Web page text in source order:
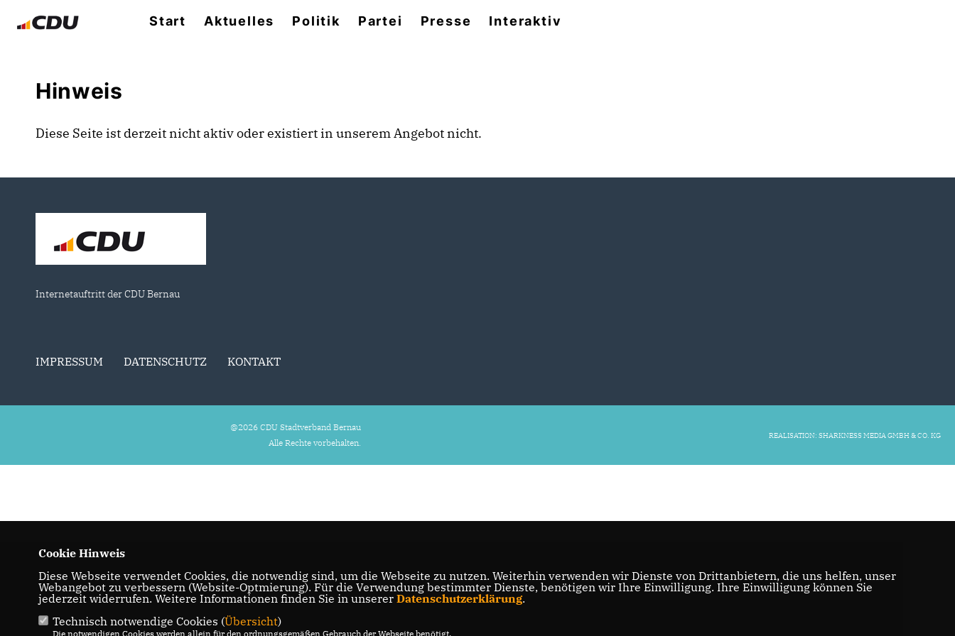
Start Aktuelles Politik Partei Presse Interaktiv
Hinweis
Diese Seite ist derzeit nicht aktiv oder existiert in unserem Angebot nicht.
Internetauftritt der CDU Bernau
IMPRESSUM DATENSCHUTZ KONTAKT
@2026 CDU Stadtverband Bernau
Alle Rechte vorbehalten.
REALISATION: SHARKNESS MEDIA GMBH & CO. KG
Cookie Hinweis
Diese Webseite verwendet Cookies, die notwendig sind, um die Webseite zu nutzen. Weiterhin verwenden wir Dienste von Drittanbietern, die uns helfen, unser
Webangebot zu verbessern (Website-Optmierung). Für die Verwendung bestimmter Dienste, benötigen wir Ihre Einwilligung. Ihre Einwilligung können Sie
jederzeit widerrufen. Weitere Informationen finden Sie in unserer Datenschutzerklärung.
Technisch notwendige Cookies (Übersicht)
Die notwendigen Cookies werden allein für den ordnungsgemäßen Gebrauch der Webseite benötigt.